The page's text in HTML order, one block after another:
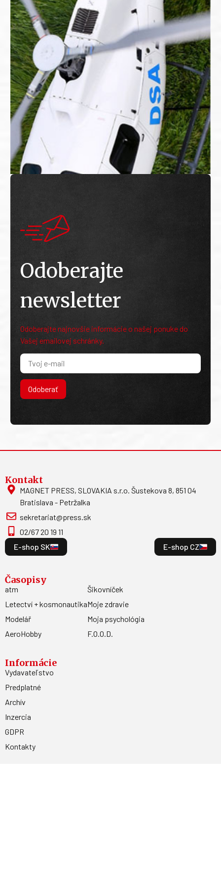
Odoberajte
newsletter
Odoberajte najnovšie informácie o našej ponuke do
Vašej emailovej schránky.
Odoberať
Kontakt
MAGNET PRESS, SLOVAKIA s.r.o. Šustekova 8, 851 04
Bratislava - Petržalka
sekretariat@press.sk
02/67 20 19 11
E-shop SK
E-shop CZ
Časopisy
atm
Letectví + kosmonautika
Modelář
AeroHobby
Šikovníček
Moje zdravie
Moja psychológia
F.O.O.D.
Informácie
Vydavateľstvo
Predplatné
Archív
Inzercia
GDPR
Kontakty